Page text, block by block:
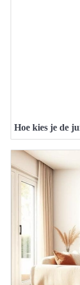
Hoe kies je de